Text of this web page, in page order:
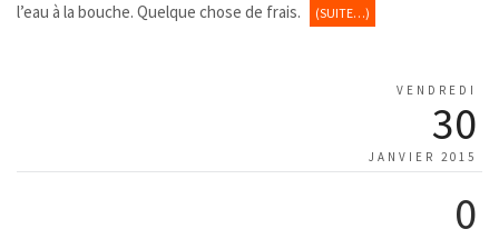
l’eau à la bouche. Quelque chose de frais.
(SUITE…)
VENDREDI
30
JANVIER 2015
0